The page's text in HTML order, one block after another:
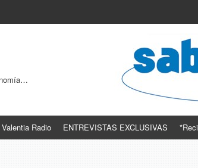
Radio ENTREVISTAS EXCLUSIVAS